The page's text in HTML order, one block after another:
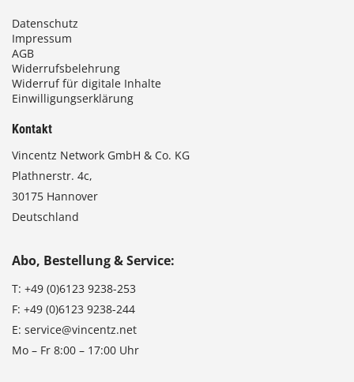
Datenschutz
Impressum
AGB
Widerrufsbelehrung
Widerruf für digitale Inhalte
Einwilligungserklärung
Kontakt
Vincentz Network GmbH & Co. KG
Plathnerstr. 4c,
30175 Hannover
Deutschland
Abo, Bestellung & Service:
T: +49 (0)6123 9238-253
F: +49 (0)6123 9238-244
E: service@vincentz.net
Mo – Fr 8:00 – 17:00 Uhr